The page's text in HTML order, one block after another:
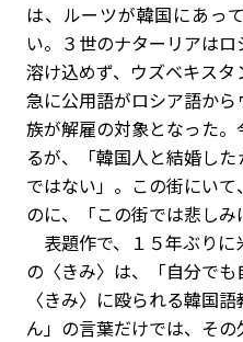
は、ルーツが韓国にあっ
い。３世のナターリアは
溶け込めず、ウズベキスタ
急に公用語がロシア語か
族が解雇の対象となった
るが、「韓国人と結婚し
ではない」。この街にい
のに、「この街では悲しみ
表題作で、１５年ぶり
の〈きみ〉は、「自分でも
〈きみ〉に殴られる韓国
ん」の言葉だけでは、その